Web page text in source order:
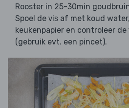
Rooster in 25-30min
Spoel de vis af met koud
keukenpapier en controleer de
(gebruik evt. een pincet).